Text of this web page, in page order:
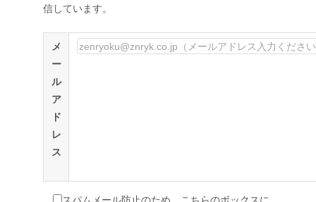
信しています。
メ
ー
ル
ア
ド
レ
ス
スパムメール防止のため、こちらのボックスに